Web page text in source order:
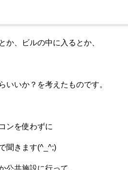
か、ビルの中に入るとか、
いいか？を考えたものです。
ンを使わずに
聞きます(^_^;)
公共施設に行って、